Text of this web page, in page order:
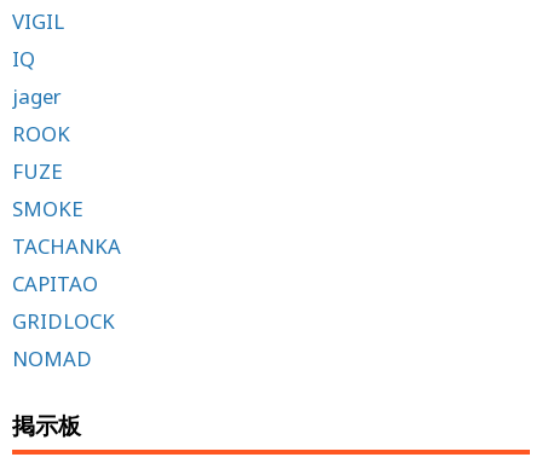
VIGIL
IQ
jager
ROOK
FUZE
SMOKE
TACHANKA
CAPITAO
GRIDLOCK
NOMAD
掲示板